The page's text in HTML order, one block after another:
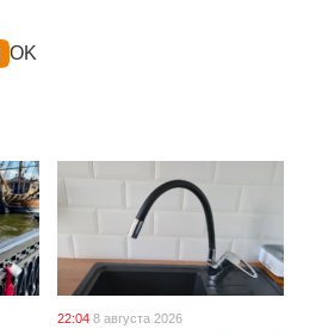
OK
22:04 8 августа 2026